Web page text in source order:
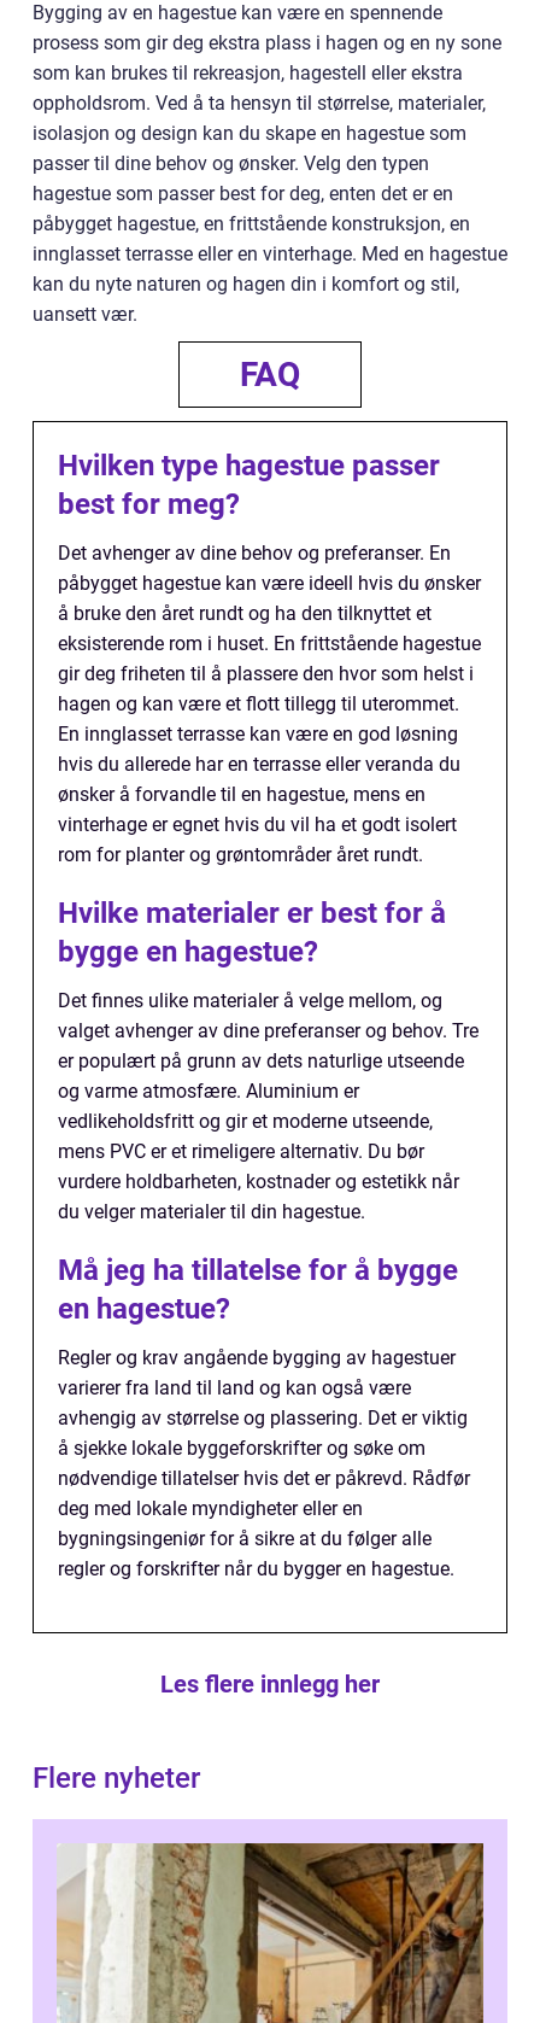
Bygging av en hagestue kan være en spennende
prosess som gir deg ekstra plass i hagen og en ny sone
som kan brukes til rekreasjon, hagestell eller ekstra
oppholdsrom. Ved å ta hensyn til størrelse, materialer,
isolasjon og design kan du skape en hagestue som
passer til dine behov og ønsker. Velg den typen
hagestue som passer best for deg, enten det er en
påbygget hagestue, en frittstående konstruksjon, en
innglasset terrasse eller en vinterhage. Med en hagestue
kan du nyte naturen og hagen din i komfort og stil,
uansett vær.
FAQ
Hvilken type hagestue passer
best for meg?
Det avhenger av dine behov og preferanser. En
påbygget hagestue kan være ideell hvis du ønsker
å bruke den året rundt og ha den tilknyttet et
eksisterende rom i huset. En frittstående hagestue
gir deg friheten til å plassere den hvor som helst i
hagen og kan være et flott tillegg til uterommet.
En innglasset terrasse kan være en god løsning
hvis du allerede har en terrasse eller veranda du
ønsker å forvandle til en hagestue, mens en
vinterhage er egnet hvis du vil ha et godt isolert
rom for planter og grøntområder året rundt.
Hvilke materialer er best for å
bygge en hagestue?
Det finnes ulike materialer å velge mellom, og
valget avhenger av dine preferanser og behov. Tre
er populært på grunn av dets naturlige utseende
og varme atmosfære. Aluminium er
vedlikeholdsfritt og gir et moderne utseende,
mens PVC er et rimeligere alternativ. Du bør
vurdere holdbarheten, kostnader og estetikk når
du velger materialer til din hagestue.
Må jeg ha tillatelse for å bygge
en hagestue?
Regler og krav angående bygging av hagestuer
varierer fra land til land og kan også være
avhengig av størrelse og plassering. Det er viktig
å sjekke lokale byggeforskrifter og søke om
nødvendige tillatelser hvis det er påkrevd. Rådfør
deg med lokale myndigheter eller en
bygningsingeniør for å sikre at du følger alle
regler og forskrifter når du bygger en hagestue.
Les flere innlegg her
Flere nyheter